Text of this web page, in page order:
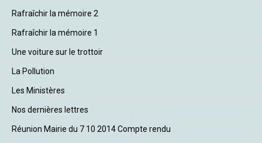
Rafraîchir la mémoire 2
Rafraîchir la mémoire 1
Une voiture sur le trottoir
La Pollution
Les Ministères
Nos dernières lettres
Réunion Mairie du 7 10 2014 Compte rendu